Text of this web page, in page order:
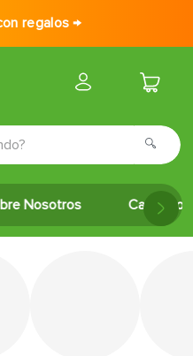
regalos →
Nosotros Catálogo
TÉRMINOS MÁS BUSCADOS
1.
porcelanato
2.
ceramica